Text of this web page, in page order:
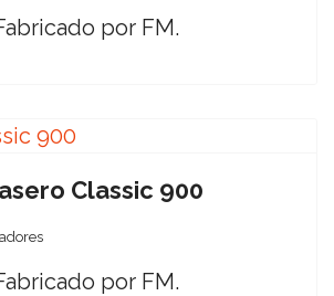
por FM.
Classic 900
por FM.